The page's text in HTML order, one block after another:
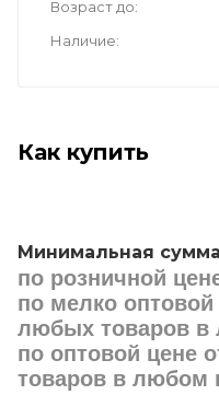
Возраст до
Наличие
Как купить
Минимальная
по розничной
по мелко
любых товаров в
по оптовой цене
товаров в любом